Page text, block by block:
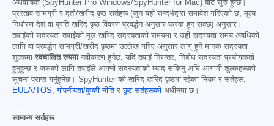
अर्धवार्षिक (SpyHunter Pro Windows/SpyHunter for Mac) बाट सुरु हुन्छ।
प्रस्ताव सामग्री र दर्ता/खरीद पृष्ठ सर्तहरू (जुन यहाँ सन्दर्भद्वारा समावेश गरिएको छ; मूल्य
निर्धारण देश वा प्रति खरिद पृष्ठ विवरण प्रवर्द्धन अनुसार फरक हुन सक्छ) अनुसार।
तपाईंको सदस्यता तपाईंको मूल खरिद सदस्यताको समयमा र उही सदस्यता समय अवधिको
लागि वा प्रवर्द्धन सामग्री/खरीद पृष्ठमा उल्लेख गरिए अनुसार लागू हुने मानक सदस्यता
शुल्कमा स्वचालित रूपमानवीकरण हुनेछ, यदि तपाईं निरन्तर, निर्बाध सदस्यता प्रयोगकर्ता
हुनुहुन्छ र जसको लागि तपाईंले आफ्नो सदस्यताको म्याद सकिनु अघि आगामी शुल्कहरूको
सूचना प्राप्त गर्नुहुनेछ। SpyHunter को खरिद खरिद पृष्ठमा रहेका नियम र सर्तहरू,
EULA/TOS,गोपनीयता/कुकी नीतिरछुट सर्तहरूको अधीनमा छ।
------
सामान्य सर्तहरू